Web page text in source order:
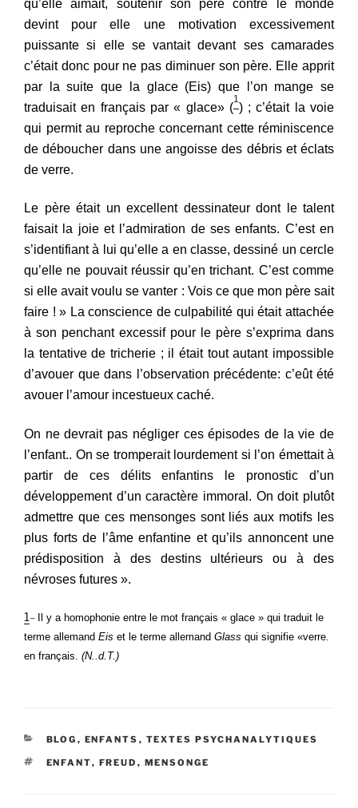
qu’elle aimait, soutenir son père contre le monde
devint pour elle une motivation excessivement
puissante si elle se vantait devant ses camarades
c’était donc pour ne pas diminuer son père. Elle apprit
par la suite que la glace (Eis) que l’on mange se
traduisait en français par« glace» (
1
) ; c’était la voie
qui permit au reproche concernant cette réminiscence
de déboucher dans une angoisse des débris et éclats
de verre.
Le père était un excellent dessinateur dont le talent
faisait la joie et l’admiration de ses enfants. C’est en
s’identifiant à lui qu’e e a en classe, dessiné un cercle
qu’elle ne pouvait réussir qu’en trichant. C’est comme
si elle avait voulu se vanter : Vois ce que mon père sait
faire ! » La conscience de culpabilité qui était attachée
à son penchant excessif pour le père s’exprima dans
la tentative de tricherie ; il était tout autant impossible
d’avouer que dans l’observation précédente: c’eût été
avouer l’amour incestueux caché.
On ne devrait pas négliger ces épisodes de la vie de
l’enfant.. On se tromperait lourdement si l’on émettait à
partir de ces délits enfantins le pronostic d’un
développement d’un caractère immoral. On doit plutôt
admettre que ces mensonges sont liés aux motifs les
plus forts de l’âme enfantine et qu’ils annoncent une
prédisposition à des destins ultérieurs ouàdes
névroses futures ».
1– Il y a homophonie entre le mot français « glace » qui traduit le
terme allemand Eis et le terme allemand Glass qui signifie «verre.
en français. (N..d. T. )
CATÉGORIES
BLOG , ENFANTS , TEXTES PSYCHANALYTIQUES
ÉTIQUETTES
ENFANT, FREUD , MENSONGE